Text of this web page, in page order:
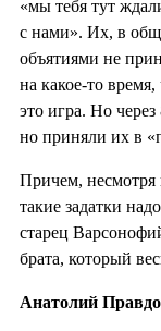
«мы тебя тут
с нами». Их, в
объятиями не
на какое-то
это игра. Но
но приняли их в
Причем, несмотря
такие задатки
старец
брата, который
Анатолий